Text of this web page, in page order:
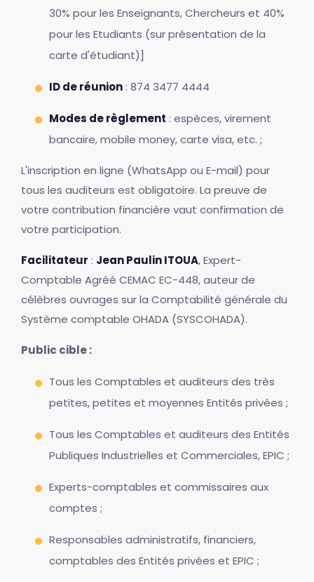
30% pour les Enseignants, Chercheurs et 40%
pour les Etudiants (sur présentation de la
carte d'étudiant)]
ID de réunion : 874 3477 4444
Modes de règlement : espèces, virement
bancaire, mobile money, carte visa, etc. ;
L'inscription en ligne (WhatsApp ou E-mail) pour
tous les auditeurs est obligatoire. La preuve de
votre contribution financière vaut confirmation de
votre participation.
Facilitateur : Jean Paulin ITOUA, Expert-
Comptable Agréé CEMAC EC-448, auteur de
célèbres ouvrages sur la Comptabilité générale du
Système comptable OHADA (SYSCOHADA).
Public cible :
Tous les Comptables et auditeurs des très
petites, petites et moyennes Entités privées ;
Tous les Comptables et auditeurs des Entités
Publiques Industrielles et Commerciales, EPIC ;
Experts-comptables et commissaires aux
comptes ;
Responsables administratifs, financiers,
comptables des Entités privées et EPIC ;